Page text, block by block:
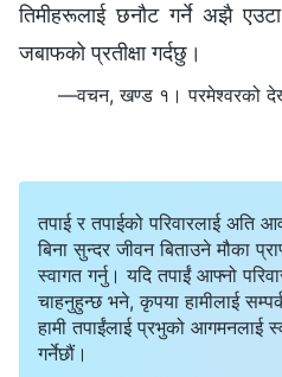
तिमीहरूलाई छनौट गर्ने अझै
जबाफको प्रतीक्षा गर्दछु।
—वचन, खण्ड १। परमेश्‍वरको
तपाई र तपाईको परिवारलाई अति
बिना सुन्दर जीवन बिताउने मौका
स्वागत गर्नु। यदि तपाईं आफ्नो
चाहनुहुन्छ भने, कृपया हामीलाई
हामी तपाईंलाई प्रभुको आगमनलाई
गर्नेछौं।